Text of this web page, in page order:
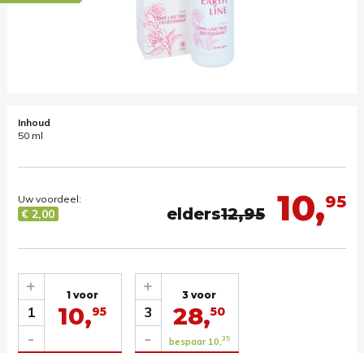
Inhoud
50 ml
10,95
elders12,95
Uw voordeel:
€ 2,00
1
-
+ 1 voor
10,95 3
-
+ 3 voor
28,50
bespaar 10,35